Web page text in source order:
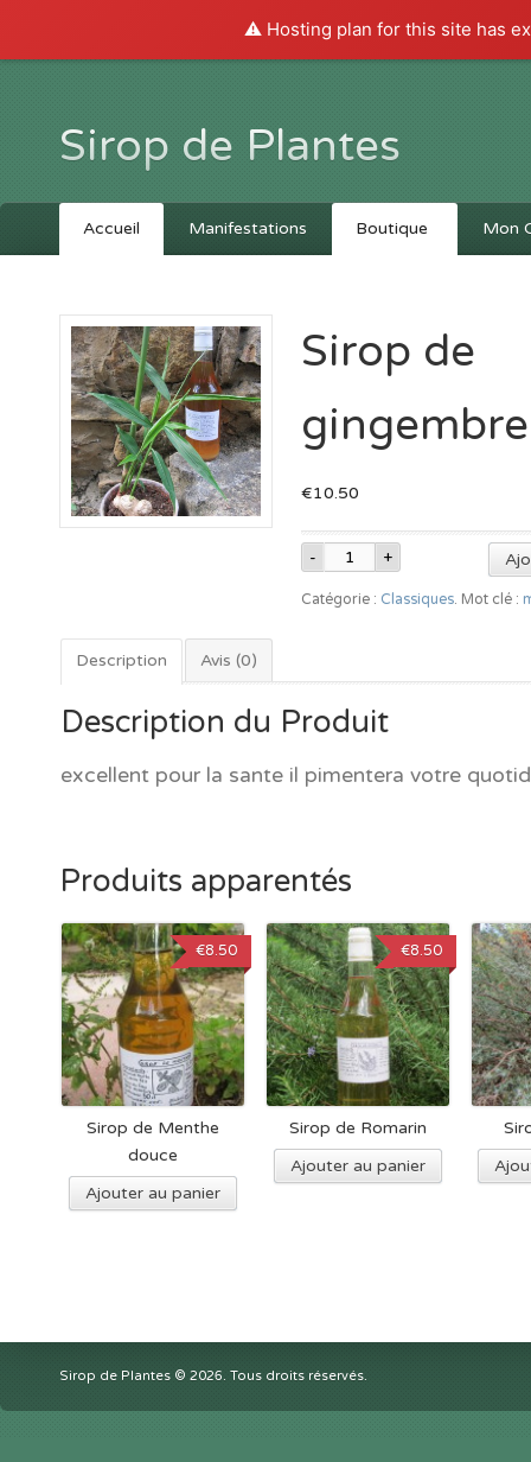
⚠️ Hosting plan for this site has
Sirop de Plantes
Accueil Manifestations Boutique Mon
Sirop de
gingembre
€10.50
Catégorie : Classiques. Mot clé :
Description Avis (0)
Description du Produit
excellent pour la sante il pimentera votre
Produits apparentés
Sirop de Menthe
douce
€8.50
Ajouter au panier
Sirop de Romarin
€8.50
Ajouter au panier
Sirop de Plantes © 2026. Tous droits réservés.